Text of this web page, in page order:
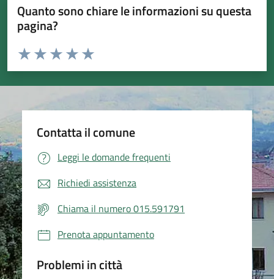
Quanto sono chiare le informazioni su questa
pagina?
Valuta da 1 a 5 stelle la pagina
Valuta 5 stelle su 5
Valuta 4 stelle su 5
Valuta 3 stelle su 5
Valuta 2 stelle su 5
Valuta 1 stelle su 5
Contatta il comune
Leggi le domande frequenti
Richiedi assistenza
Chiama il numero 015.591791
Prenota appuntamento
Problemi in città